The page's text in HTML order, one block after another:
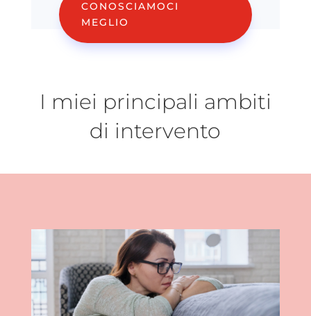
CONOSCIAMOCI
MEGLIO
I miei principali ambiti
di intervento